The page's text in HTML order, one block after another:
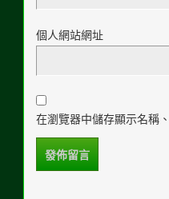
個人網站網址
在瀏覽器中儲存顯示名稱